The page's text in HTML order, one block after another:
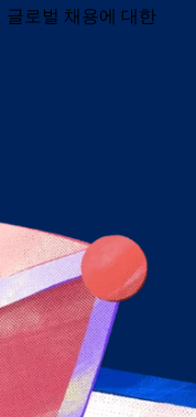
글로벌 채용에 대한